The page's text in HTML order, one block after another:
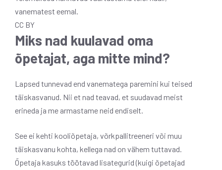
vanematest eemal.
CC BY
Miks nad kuulavad oma
õpetajat, aga mitte mind?
Lapsed tunnevad end vanematega paremini kui teised
täiskasvanud. Nii et nad teavad, et suudavad meist
erineda ja me armastame neid endiselt.
See ei kehti kooliõpetaja, võrkpallitreeneri või muu
täiskasvanu kohta, kellega nad on vähem tuttavad.
Õpetaja kasuks töötavad lisategurid (kuigi õpetajad